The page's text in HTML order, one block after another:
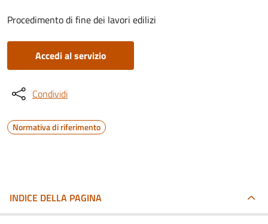
Procedimento di fine dei lavori edilizi
Accedi al servizio
Condividi
Normativa di riferimento
INDICE DELLA PAGINA